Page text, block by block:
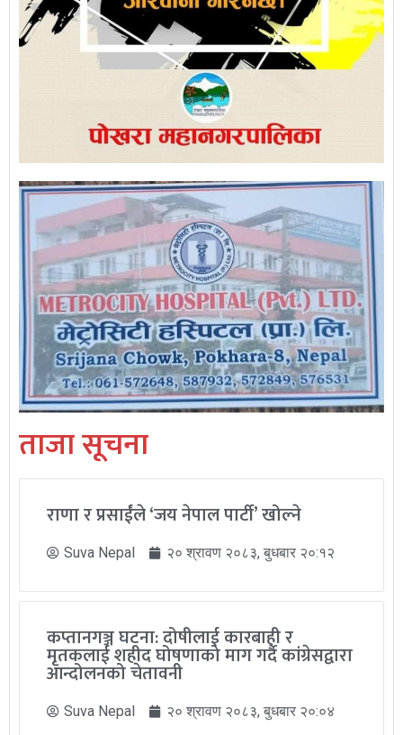
ताजा सूचना
राणा र प्रसाईंले ‘जय नेपाल पार्टी’ खोल्ने
Suva Nepal २० श्रावण २०८३, बुधबार २०:१२
कप्तानगञ्ज घटना: दोषीलाई कारबाही र
मृतकलाई शहीद घोषणाको माग गर्दै कांग्रेसद्वारा
आन्दोलनको चेतावनी
Suva Nepal २० श्रावण २०८३, बुधबार २०:०४